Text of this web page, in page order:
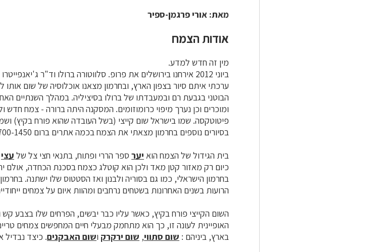
מאת: אורי פרגמן-ספיר
אודות הצמח
מין זה חדש למדע.
ביוני 2012 אירחנו בירושלים את פרופ. סלווטורה ברולו וד"ר
ערכתי איתם סיור בצפון הארץ, ובחרמון מצאנו אוכלוסיה של שום אותו
הבוטני בגבעת רם ובמעבדתו של ברולו בסיציליה. במהלך השנתיים
ומוכרים וכן נערך מיפוי כרומוזומים. המסקנה היתה ברורה - צמח
בסיורים נוספים בחרמון מצאתי את הצמח בכמה אתרים ברום 1700-1450 מ'.
בית הגידול של הצמח הוא יער ספר הררי ופתוח, בתנאי חצי צל של עצי
כיום רק מאזור קטן מאד ולכן הוא קוטלג כצמח בסכנת הכחדה, אולם
בחרמון הישראלי, כמו גם בסוריה ולבנון ואז הסטטוס שלו ישתנה.
הרועות בשנים האחרונות בשטחים נרחבים ומהוות איום על צמחים
השום הקייצי פורח בקיץ, כאשר עליו כבר יבשים, הפרחים שלו בצבע
האופיינית לעונה זו, כך הוא מתחמק מבעלי חיים המחפשים צמחים
בארץ, ביניהם : שום סתווי, שום ירקרק ושום האבקנים. כיצד נבדיל